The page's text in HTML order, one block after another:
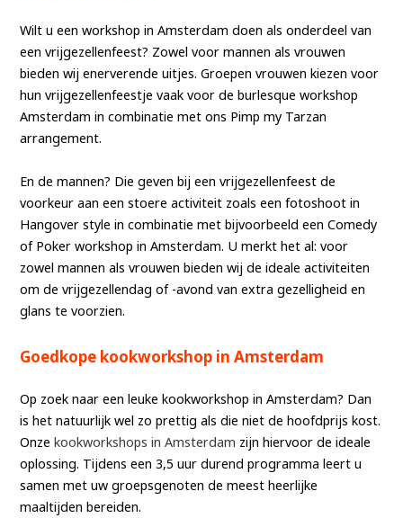
Wilt u een workshop in Amsterdam doen als onderdeel van
een vrijgezellenfeest? Zowel voor mannen als vrouwen
bieden wij enerverende uitjes. Groepen vrouwen kiezen voor
hun vrijgezellenfeestje vaak voor de burlesque workshop
Amsterdam in combinatie met ons Pimp my Tarzan
arrangement.
En de mannen? Die geven bij een vrijgezellenfeest de
voorkeur aan een stoere activiteit zoals een fotoshoot in
Hangover style in combinatie met bijvoorbeeld een Comedy
of Poker workshop in Amsterdam. U merkt het al: voor
zowel mannen als vrouwen bieden wij de ideale activiteiten
om de vrijgezellendag of -avond van extra gezelligheid en
glans te voorzien.
Goedkope kookworkshop in Amsterdam
Op zoek naar een leuke kookworkshop in Amsterdam? Dan
is het natuurlijk wel zo prettig als die niet de hoofdprijs kost.
Onzekookworkshops in Amsterdam zijn hiervoor de ideale
oplossing. Tijdens een 3,5 uur durend programma leert u
samen met uw groepsgenoten de meest heerlijke
maaltijden bereiden.